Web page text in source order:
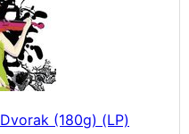
(180g) (LP)